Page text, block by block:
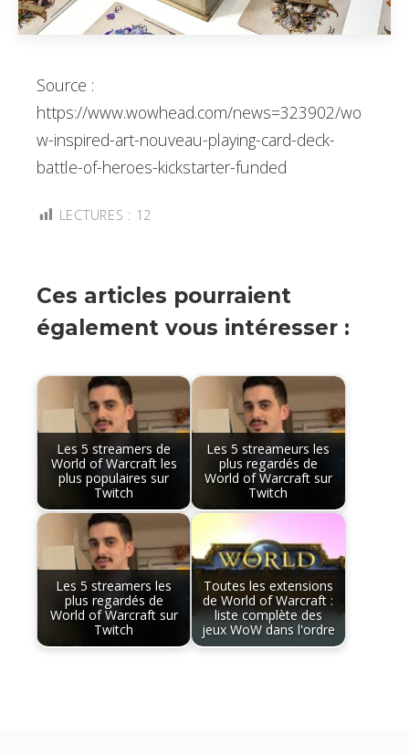
Source :
https://www.wowhead.com/news=323902/wo
w-inspired-art-nouveau-playing-card-deck-
battle-of-heroes-kickstarter-funded
LECTURES : 12
Ces articles pourraient
également vous intéresser :
Les 5 streamers de
World of Warcraft les
plus populaires sur
Twitch
Les 5 streameurs les
plus regardés de
World of Warcraft sur
Twitch
Les 5 streamers les
plus regardés de
World of Warcraft sur
Twitch
Toutes les extensions
de World of Warcraft :
liste complète des
jeux WoW dans l'ordre